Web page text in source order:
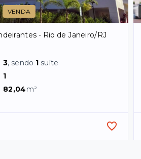
VENDA
- Rio de Janeiro/RJ
3, sendo 1 suíte
1
82,04m²